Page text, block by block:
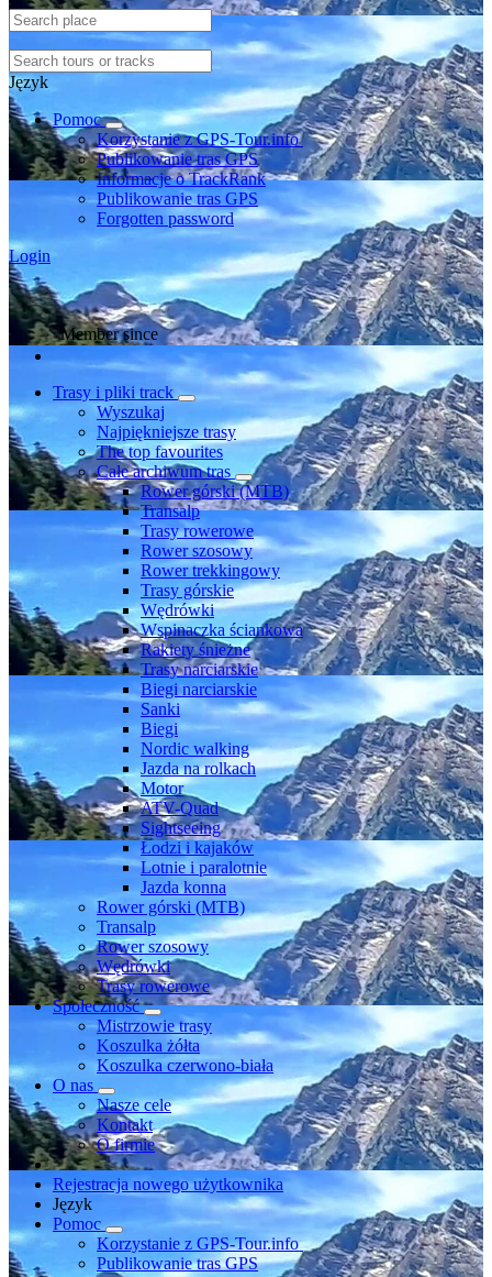
Język
Pomoc
Korzystanie z GPS-Tour.info
Publikowanie tras GPS
Informacje o TrackRank
Publikowanie tras GPS
Forgotten password
Login
Member since
Trasy i pliki track
Wyszukaj
Najpiękniejsze trasy
The top favourites
Całe archiwum tras
Rower górski (MTB)
Transalp
Trasy rowerowe
Rower szosowy
Rower trekkingowy
Trasy górskie
Wędrówki
Wspinaczka ściankowa
Rakiety śnieżne
Trasy narciarskie
Biegi narciarskie
Sanki
Biegi
Nordic walking
Jazda na rolkach
Motor
ATV-Quad
Sightseeing
Łodzi i kajaków
Lotnie i paralotnie
Jazda konna
Rower górski (MTB)
Transalp
Rower szosowy
Wędrówki
Trasy rowerowe
Społeczność
Mistrzowie trasy
Koszulka żółta
Koszulka czerwono-biała
O nas
Nasze cele
Kontakt
O firmie
Rejestracja nowego użytkownika
Język
Pomoc
Korzystanie z GPS-Tour.info
Publikowanie tras GPS